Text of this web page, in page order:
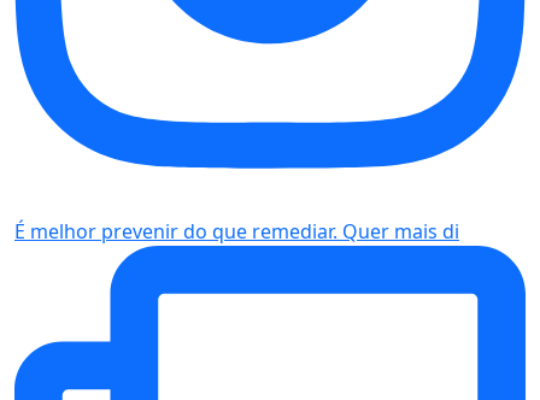
É melhor prevenir do que remediar. Quer mais di